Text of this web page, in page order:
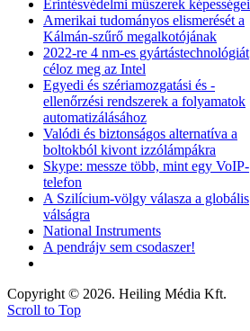
Érintésvédelmi műszerek képességei
Amerikai tudományos elismerését a
Kálmán-szűrő megalkotójának
2022-re 4 nm-es gyártástechnológiát
céloz meg az Intel
Egyedi és szériamozgatási és -
ellenőrzési rendszerek a folyamatok
automatizálásához
Valódi és biztonságos alternatíva a
boltokból kivont izzólámpákra
Skype: messze több, mint egy VoIP-
telefon
A Szilícium-völgy válasza a globális
válságra
National Instruments
A pendrájv sem csodaszer!
Copyright © 2026. Heiling Média Kft.
Scroll to Top